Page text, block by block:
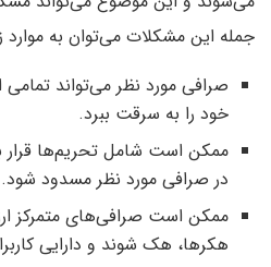
جمله این مشکلات می‌توان به موارد
صرافی مورد نظر می‌تواند تمامی
خود را به سرقت ببرد.
ممکن است شامل تحریم‌ها قرار
در صرافی مورد نظر مسدود شود.
ممکن است صرافی‌های متمرکز
هکرها، هک شوند و دارایی